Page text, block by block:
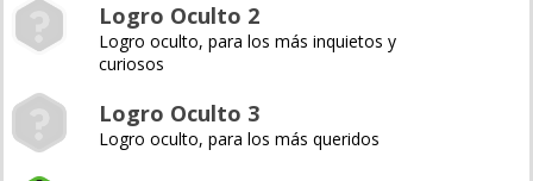
Logro Oculto 2
Logro oculto, para los más inquietos y
curiosos
Logro Oculto 3
Logro oculto, para los más queridos